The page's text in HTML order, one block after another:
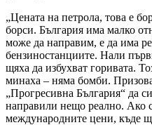
„Цената на петрола, това е
борси. България има малко
може да направим, е да има
бензиностанциите. Нали
щяха да избухват горивата.
минаха – няма бомби.
„Прогресивна България“ да
направили нещо реално. Ако
международните цени, къде